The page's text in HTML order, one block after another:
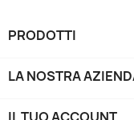
PRODOTTI
LA NOSTRA